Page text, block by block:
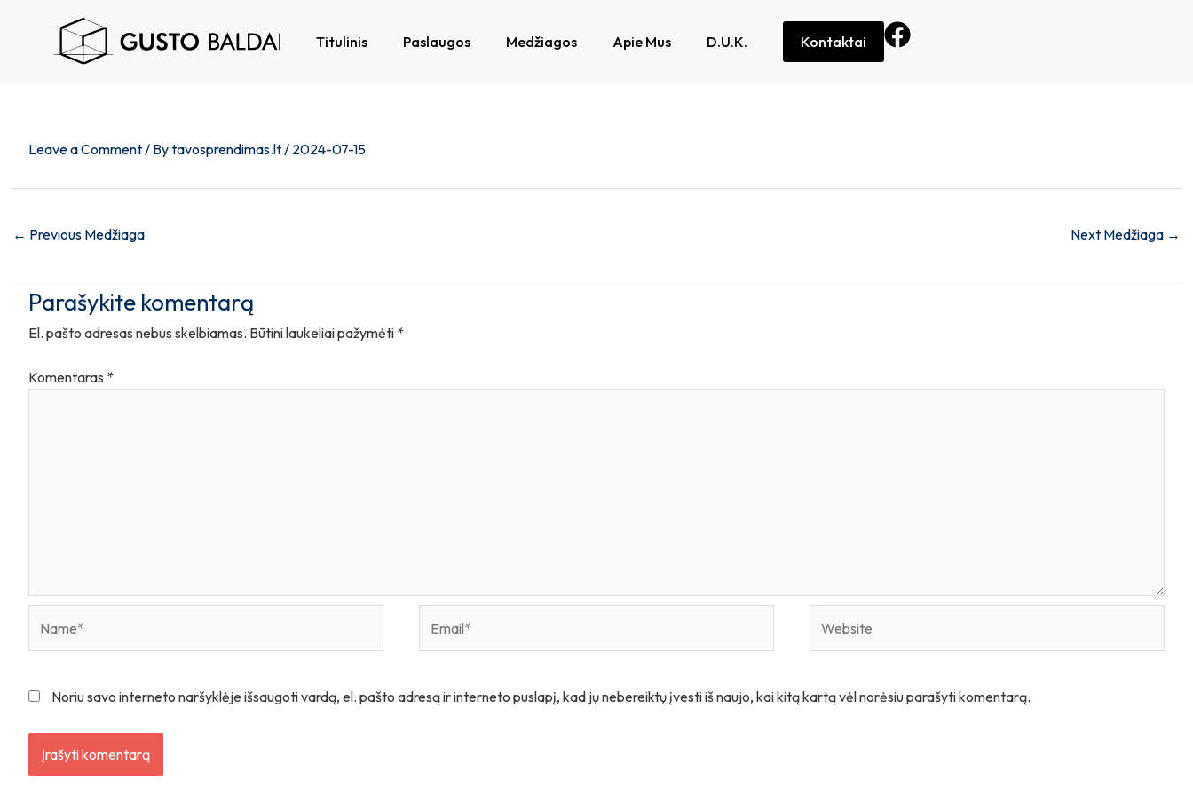
Titulinis Paslaugos Medžiagos Apie Mus D.U.K. Kontaktai
Leave a Comment/ Bytavosprendimas.lt/ 2024-07-15
navigation
← Previous Medžiaga Next Medžiaga →
Parašykite komentarą
El. pašto adresas nebus skelbiamas. Būtini laukeliai pažymėti *
Komentaras *
Noriu savo interneto naršyklėje išsaugoti vardą, el. pašto adresą ir interneto puslapį, kad jų nebereiktų įvesti iš naujo, kai kitą kartą vėl norėsiu parašyti komentarą.